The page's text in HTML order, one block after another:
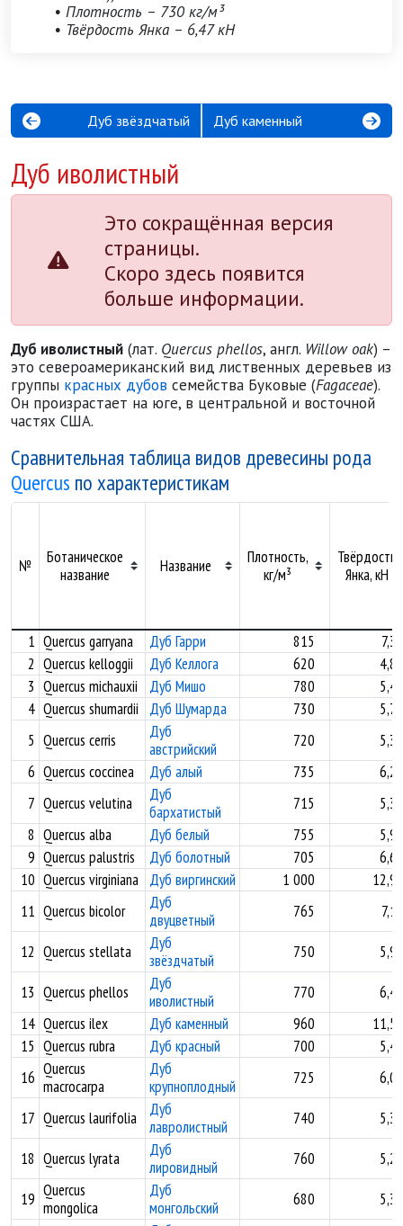
Дуб звёздчатый Дуб каменный
Дуб иволистный
Это сокращённая версия
страницы.
Скоро здесь появится
больше информации.
Дуб иволистный (лат. Quercus phellos, англ. Willow oak) –
это североамериканский вид лиственных деревьев из
группы красных дубов семейства Буковые (Fagaceae).
Он произрастает на юге, в центральной и восточной
частях США.
Сравнительная таблица видов древесины рода
Quercus по характеристикам
№
Ботаническое
название
Название
Плотность,
кг/м³
Твёрдость
Янка, кН
1 Quercus garryana Дуб Гарри 815
7,31
2 Quercus kelloggii Дуб Келлога 620
4,84
3 Quercus michauxii Дуб Мишо 780
5,46
4 Quercus shumardii Дуб Шумарда 730
5,75
5 Quercus cerris
Дуб
австрийский
720
5,34
6 Quercus coccinea Дуб алый 735
6,23
7 Quercus velutina
Дуб
бархатистый
715
5,38
8 Quercus alba Дуб белый 755
5,99
9 Quercus palustris Дуб болотный 705
6,65
10 Quercus virginiana Дуб виргинский 1 000
12,92
11 Quercus bicolor
Дуб
двуцветный
765 7,14
12 Quercus stellata
Дуб
звёздчатый
750 5,99
13 Quercus phellos
Дуб
иволистный
770
6,49
14 Quercus ilex Дуб каменный 960
11,52
15 Quercus rubra Дуб красный 700
5,43
16 Quercus
macrocarpa
Дуб
крупноплодный
725 6,03
17 Quercus laurifolia
Дуб
лавролистный
740 5,38
18 Quercus lyrata
Дуб
лировидный
760 5,29
19 Quercus
mongolica
Дуб
монгольский
680 5,32
• Плотность – 730 кг/м³
• Твёрдость Янка – 6,47 кН